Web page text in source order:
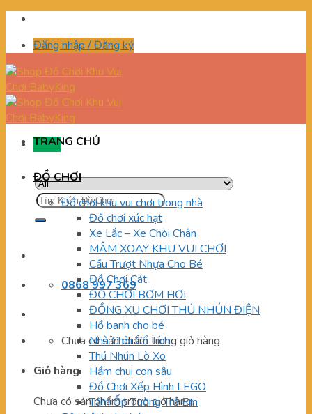
Skip
contentĐăng nhập / Đăng ký
Menu
Tìm
kiếm:
0868 997 369
Chưa có sản phẩm trong giỏ hàng.
Giỏ hàng
Chưa có sản phẩm trong giỏ hàng.
TRANG CHỦ
ĐỒ CHƠI
Đồ chơi khu vui chơi trong nhà
Đồ chơi xúc hạt
Xe Lắc – Xe Chòi Chân
MÂM XOAY KHU VUI CHƠI
Cầu Trượt Nhựa Cho Bé
Đồ Chơi Cát
ĐỒ CHƠI BƠM HƠI
ĐỒNG XU CHƠI THÚ NHÚN ĐIỆN
Hồ banh cho bé
Nhà Chòi Cổ Tích
Thú Nhún Lò Xo
Hầm chui con sâu
Đồ Chơi Xếp Hình LEGO
Tấm Ốp Tường Trẻ Em